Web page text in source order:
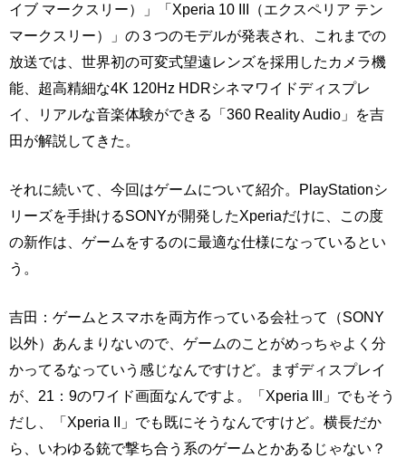
イブ マークスリー）」「Xperia 10 III（エクスペリア テン
マークスリー）」の３つのモデルが発表され、これまでの
放送では、世界初の可変式望遠レンズを採用したカメラ機
能、超高精細な4K 120Hz HDRシネマワイドディスプレ
イ、リアルな音楽体験ができる「360 Reality Audio」を吉
田が解説してきた。
それに続いて、今回はゲームについて紹介。PlayStationシ
リーズを手掛けるSONYが開発したXperiaだけに、この度
の新作は、ゲームをするのに最適な仕様になっているとい
う。
吉田：ゲームとスマホを両方作っている会社って（SONY
以外）あんまりないので、ゲームのことがめっちゃよく分
かってるなっていう感じなんですけど。まずディスプレイ
が、21：9のワイド画面なんですよ。「Xperia III」でもそう
だし、「Xperia II」でも既にそうなんですけど。横長だか
ら、いわゆる銃で撃ち合う系のゲームとかあるじゃない？